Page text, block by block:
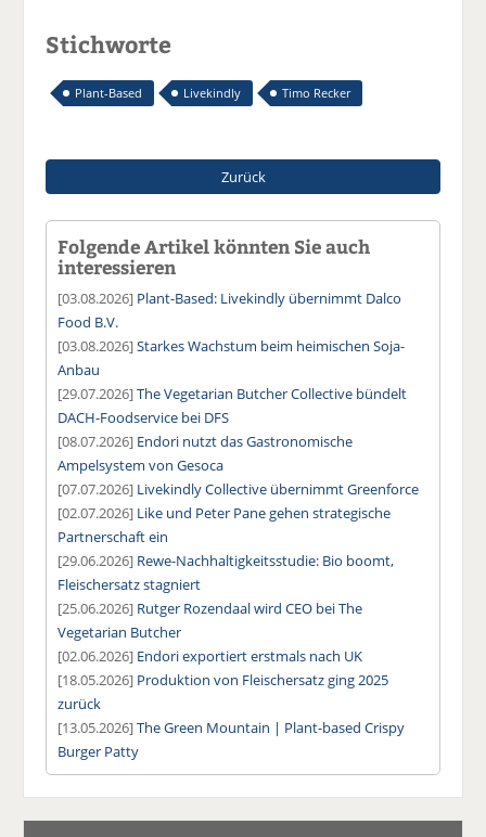
Stichworte
Plant-Based Livekindly Timo Recker
Zurück
Folgende Artikel könnten Sie auch
interessieren
[03.08.2026] Plant-Based: Livekindly übernimmt Dalco
Food B.V.
[03.08.2026]Starkes Wachstum beim heimischen Soja-
Anbau
[29.07.2026]The Vegetarian Butcher Collective bündelt
DACH-Foodservice bei DFS
[08.07.2026] Endori nutzt das Gastronomische
Ampelsystem von Gesoca
[07.07.2026] Livekindly Collective übernimmt Greenforce
[02.07.2026] Like und Peter Pane gehen strategische
Partnerschaft ein
[29.06.2026] Rewe-Nachhaltigkeitsstudie: Bio boomt,
Fleischersatz stagniert
[25.06.2026] Rutger Rozendaal wird CEO bei The
Vegetarian Butcher
[02.06.2026] Endori exportiert erstmals nach UK
[18.05.2026] Produktion von Fleischersatz ging 2025
zurück
[13.05.2026]The Green Mountain | Plant-based Crispy
Burger Patty